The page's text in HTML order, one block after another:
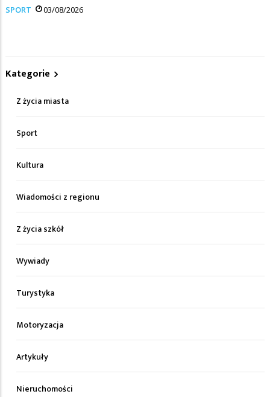
SPORT 03/08/2026
Kategorie
Z życia miasta
Sport
Kultura
Wiadomości z regionu
Z życia szkół
Wywiady
Turystyka
Motoryzacja
Artykuły
Nieruchomości